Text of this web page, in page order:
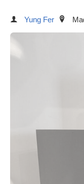
Yung Fer